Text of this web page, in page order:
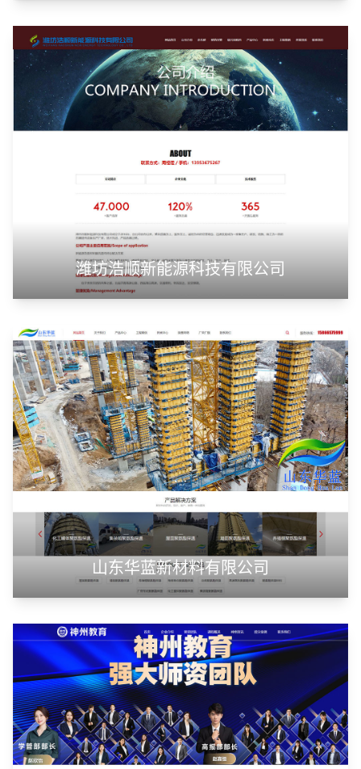
潍坊浩顺新能源科技有限公司
山东华蓝新材料有限公司